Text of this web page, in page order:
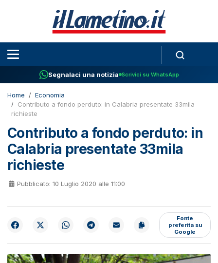
Segnalaci una notizia Scrivici su WhatsApp
Home
Economia
Contributo a fondo perduto: in Calabria presentate 33mila
richieste
Contributo a fondo perduto: in
Calabria presentate 33mila
richieste
Pubblicato: 10 Luglio 2020 alle 11:00
Fonte
preferita su
Google